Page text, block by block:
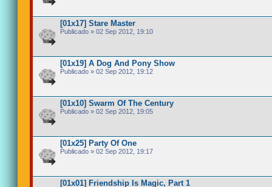
[01x17] Stare Master
Publicado » 02 Sep 2012, 19:10
[01x19] A Dog And Pony Show
Publicado » 02 Sep 2012, 19:12
[01x10] Swarm Of The Century
Publicado » 02 Sep 2012, 19:05
[01x25] Party Of One
Publicado » 02 Sep 2012, 19:17
[01x01] Friendship Is Magic, Part 1